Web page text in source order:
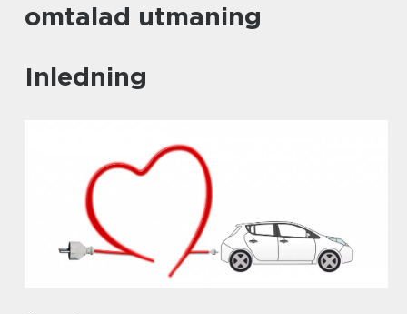
omtalad utmaning
Inledning